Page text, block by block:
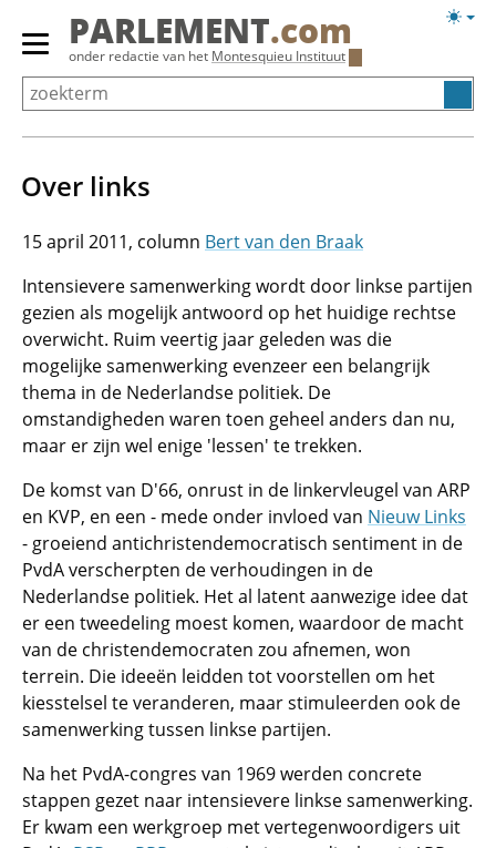
Overslaan
Primair
menu
tonen/verbergen
PARLEMENT.com
onder redactie van het Montesquieu Instituut
Over links
15 april 2011
Bert van den Braak
Intensievere samenwerking wordt door linkse partijen
gezien als mogelijk antwoord op het huidige rechtse
overwicht. Ruim veertig jaar geleden was die
mogelijke samenwerking evenzeer een belangrijk
thema in de Nederlandse politiek. De
omstandigheden waren toen geheel anders dan nu,
maar er zijn wel enige 'lessen' te trekken.
De komst van D'66, onrust in de linkervleugel van ARP
en KVP, en een - mede onder invloed van Nieuw Links
- groeiend antichristendemocratisch sentiment in de
PvdA verscherpten de verhoudingen in de
Nederlandse politiek. Het al latent aanwezige idee dat
er een tweedeling moest komen, waardoor de macht
van de christendemocraten zou afnemen, won
terrein. Die ideeën leidden tot voorstellen om het
kiesstelsel te veranderen, maar stimuleerden ook de
samenwerking tussen linkse partijen.
Na het PvdA-congres van 1969 werden concrete
stappen gezet naar intensievere linkse samenwerking.
Er kwam een werkgroep met vertegenwoordigers uit